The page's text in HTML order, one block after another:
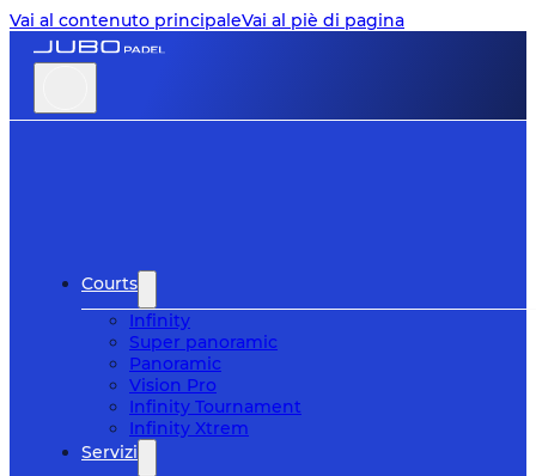
Vai al contenuto principaleVai al piè di pagina
Courts
Infinity
Super panoramic
Panoramic
Vision Pro
Infinity Tournament
Infinity Xtrem
Servizi